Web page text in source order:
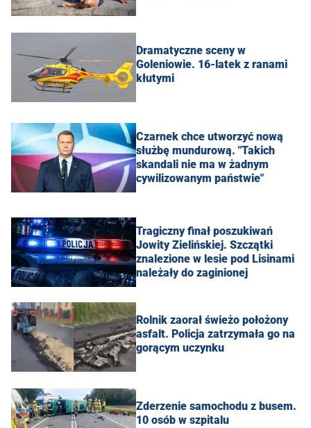
Dramatyczne sceny w
Goleniowie. 16-latek z ranami
kłutymi
Czarnek chce utworzyć nową
służbę mundurową. "Takich
skandali nie ma w żadnym
cywilizowanym państwie"
Tragiczny finał poszukiwań
Jowity Zielińskiej. Szczątki
znalezione w lesie pod Lisinami
należały do zaginionej
Rolnik zaorał świeżo położony
asfalt. Policja zatrzymała go na
gorącym uczynku
Zderzenie samochodu z busem.
10 osób w szpitalu